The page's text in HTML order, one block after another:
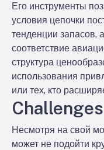
Его инструменты
условия цепочки
тенденции запасов,
соответствие
структура
использования
или тех, кто
Challenges
Несмотря на свой
может не подойти